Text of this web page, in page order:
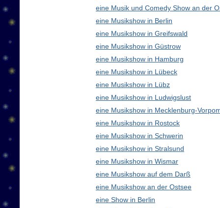
eine Musik und Comedy Show an der
eine Musikshow in Berlin
eine Musikshow in Greifswald
eine Musikshow in Güstrow
eine Musikshow in Hamburg
eine Musikshow in Lübeck
eine Musikshow in Lübz
eine Musikshow in Ludwigslust
eine Musikshow in Mecklenburg-
eine Musikshow in Rostock
eine Musikshow in Schwerin
eine Musikshow in Stralsund
eine Musikshow in Wismar
eine Musikshow auf dem Darß
eine Musikshow an der Ostsee
eine Show in Berlin